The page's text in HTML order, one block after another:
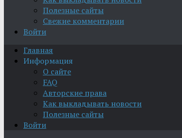
Полезные сайты
Свежие комментарии
Войти
Главная
Информация
О сайте
FAQ
Авторские права
Как выкладывать новости
Полезные сайты
Войти